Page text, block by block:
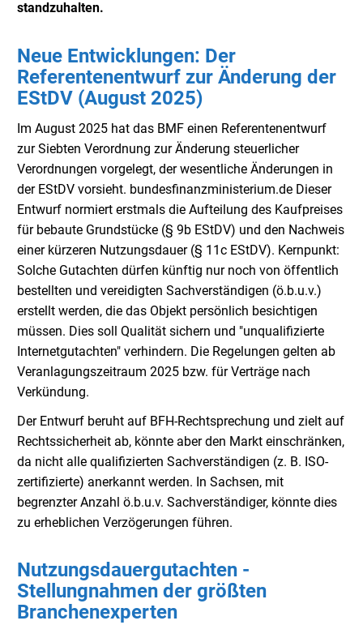
standzuhalten.
Neue Entwicklungen: Der
Referentenentwurf zur Änderung der
EStDV (August 2025)
Im August 2025 hat das BMF einen Referentenentwurf
zur Siebten Verordnung zur Änderung steuerlicher
Verordnungen vorgelegt, der wesentliche Änderungen in
der EStDV vorsieht. bundesfinanzministerium.de Dieser
Entwurf normiert erstmals die Aufteilung des Kaufpreises
für bebaute Grundstücke (§ 9b EStDV) und den Nachweis
einer kürzeren Nutzungsdauer (§ 11c EStDV). Kernpunkt:
Solche Gutachten dürfen künftig nur noch von öffentlich
bestellten und vereidigten Sachverständigen (ö.b.u.v.)
erstellt werden, die das Objekt persönlich besichtigen
müssen. Dies soll Qualität sichern und "unqualifizierte
Internetgutachten" verhindern. Die Regelungen gelten ab
Veranlagungszeitraum 2025 bzw. für Verträge nach
Verkündung.
Der Entwurf beruht auf BFH-Rechtsprechung und zielt auf
Rechtssicherheit ab, könnte aber den Markt einschränken,
da nicht alle qualifizierten Sachverständigen (z. B. ISO-
zertifizierte) anerkannt werden. In Sachsen, mit
begrenzter Anzahl ö.b.u.v. Sachverständiger, könnte dies
zu erheblichen Verzögerungen führen.
Nutzungsdauergutachten -
Stellungnahmen der größten
Branchenexperten